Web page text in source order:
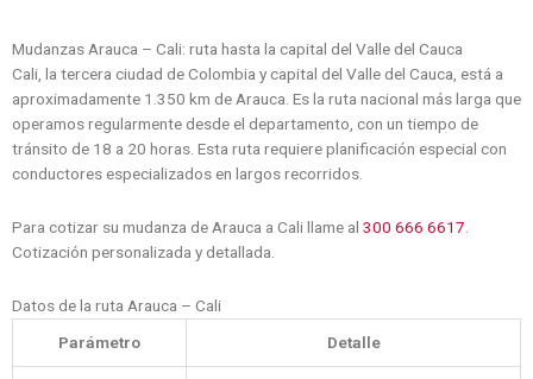
Mudanzas Arauca – Cali: ruta hasta la capital del Valle del Cauca
Cali, la tercera ciudad de Colombia y capital del Valle del Cauca, está a
aproximadamente 1.350 km de Arauca. Es la ruta nacional más larga que
operamos regularmente desde el departamento, con un tiempo de
tránsito de 18 a 20 horas. Esta ruta requiere planificación especial con
conductores especializados en largos recorridos.
Para cotizar su mudanza de Arauca a Cali llame al 300 666 6617
Cotización personalizada y detallada.
Datos de la ruta Arauca – Cali
Parámetro
Detalle